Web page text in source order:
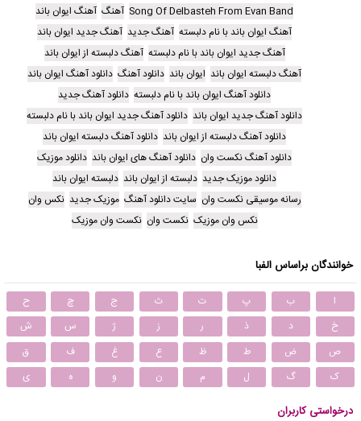
Song Of Delbasteh From Evan Band آهنگ آهنگ ایوان باند
آهنگ ایوان باند با نام دلبسته آهنگ جدید آهنگ جدید ایوان باند
آهنگ جدید ایوان باند با نام دلبسته آهنگ دلبسته از ایوان باند
آهنگ دلبسته ایوان باند ایوان باند دانلود آهنگ دانلود آهنگ ایوان باند
دانلود آهنگ ایوان باند با نام دلبسته دانلود آهنگ جدید
دانلود آهنگ جدید ایوان باند دانلود آهنگ جدید ایوان باند با نام دلبسته
دانلود آهنگ دلبسته از ایوان باند دانلود آهنگ دلبسته ایوان باند
دانلود آهنگ نکست وان دانلود آهنگ های ایوان باند دانلود موزیک
دانلود موزیک جدید دلبسته از ایوان باند دلبسته ایوان باند
رسانه موسیقی نکست وان سایت دانلود آهنگ موزیک جدید نکس وان
نکس وان موزیک نکست وان نکست وان موزیک
خوانندگان براساس الفبا
ا ب پ ت ث ج چ
ح
خ
د ذ ر ز ژ س
ش
ص
ض ط ظ ع غ ف
ق
ک
گ ل م ن و ه ی
درخواستی کاربران